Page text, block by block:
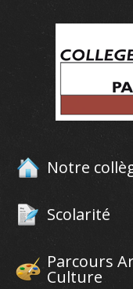
Notre
Scolarité
Parcours
Culture